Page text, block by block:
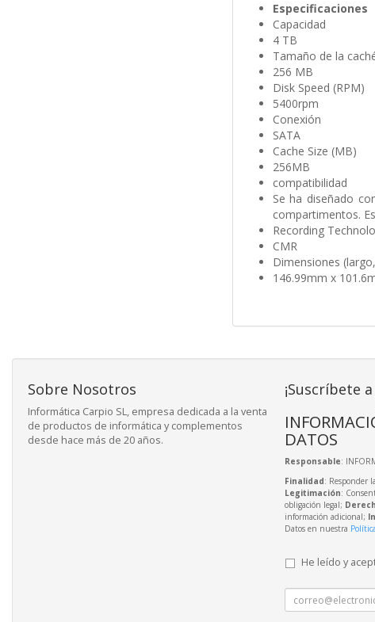
Especificaciones
Capacidad
4 TB
Tamaño de la
256 MB
Disk Speed (RPM)
5400rpm
Conexión
SATA
Cache Size (MB)
256MB
compatibilidad
Se ha diseñado
compartimentos.
Recording
CMR
Dimensiones
146.99mm x
Sobre Nosotros
Informática Carpio SL, empresa dedicada a la venta
de productos de informática y complementos
desde hace más de 20 años.
¡Suscríbete
DATOS
Responsable:
Finalidad: Responder
Legitimación:
obligación legal;
información adicional;
Datos en nuestra
He leído y